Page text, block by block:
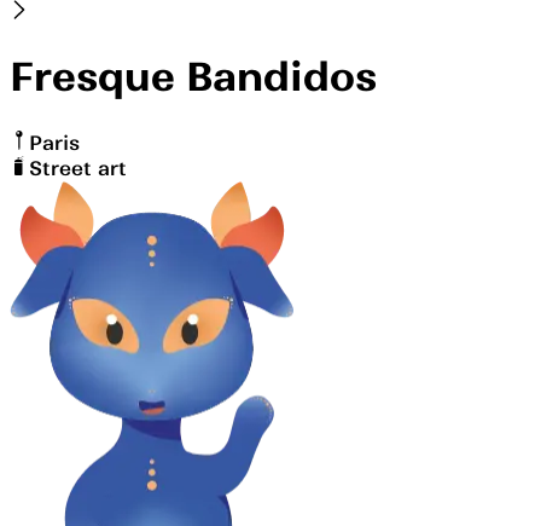
Fresque Bandidos
Paris
Street art